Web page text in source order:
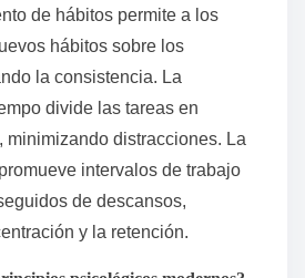
introducen estos libros?